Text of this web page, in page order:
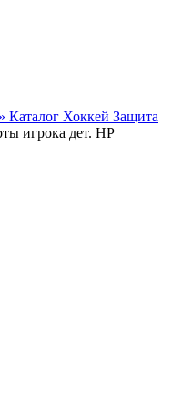
Каталог Хоккей Защита
игрока дет. HP